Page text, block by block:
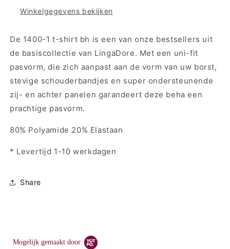
1400-
-
kleuren
1400-
-
kleuren
Winkelgegevens bekijken
De 1400-1 t-shirt bh is een van onze bestsellers uit
de basiscollectie van LingaDore. Met een uni-fit
pasvorm, die zich aanpast aan de vorm van uw borst,
stevige schouderbandjes en super ondersteunende
zij- en achter panelen garandeert deze beha een
prachtige pasvorm.
80% Polyamide 20% Elastaan
* Levertijd 1-10 werkdagen
Share
Mogelijk gemaakt door